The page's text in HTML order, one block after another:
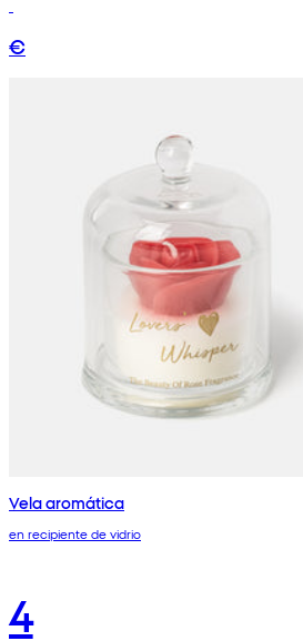
€
Vela aromática
en recipiente de vidrio
4